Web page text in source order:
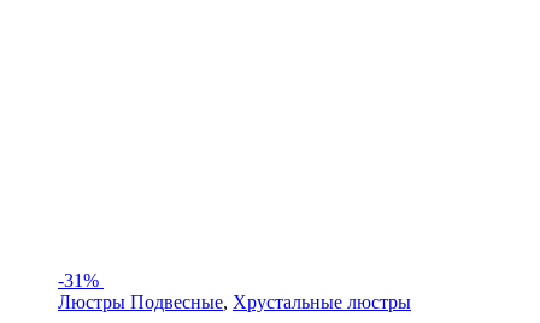
-31%
Люстры Подвесные, Хрустальные люстры